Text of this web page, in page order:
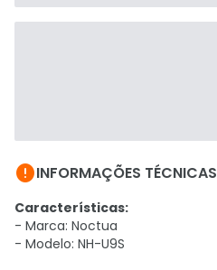
INFORMAÇÕES TÉCNICAS
Características:
- Marca: Noctua
- Modelo: NH-U9S